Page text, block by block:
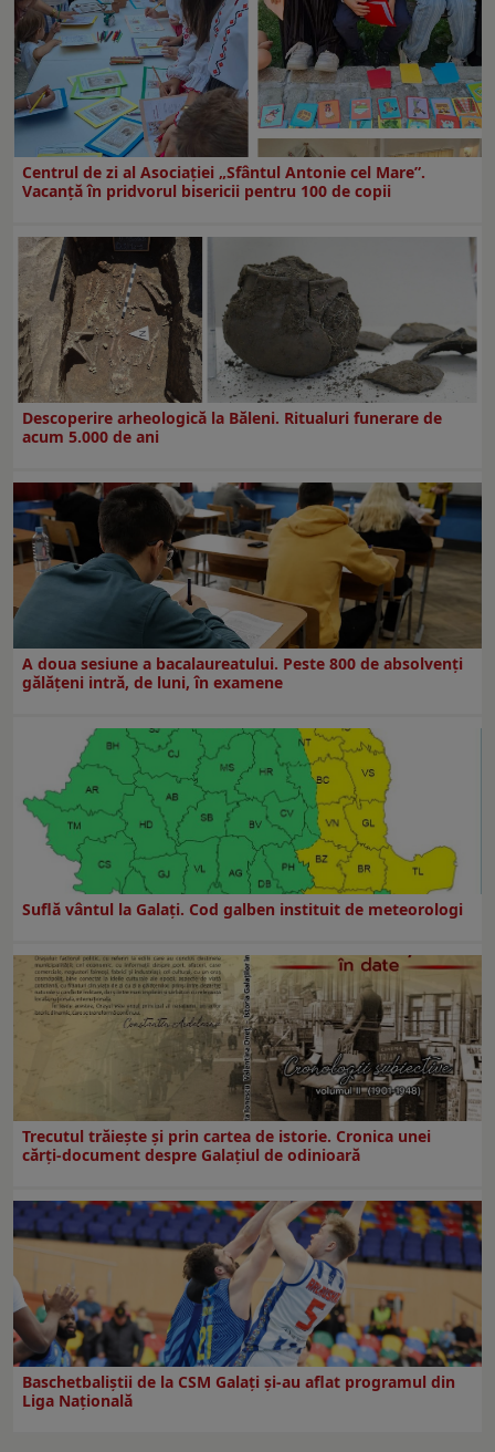
Centrul de zi al Asociației „Sfântul Antonie cel Mare”.
Vacanță în pridvorul bisericii pentru 100 de copii
Descoperire arheologică la Băleni. Ritualuri funerare de
acum 5.000 de ani
A doua sesiune a bacalaureatului. Peste 800 de absolvenţi
gălăţeni intră, de luni, în examene
Suflă vântul la Galaţi. Cod galben instituit de meteorologi
Trecutul trăiește și prin cartea de istorie. Cronica unei
cărți-document despre Galațiul de odinioară
Baschetbaliștii de la CSM Galați și-au aflat programul din
Liga Națională